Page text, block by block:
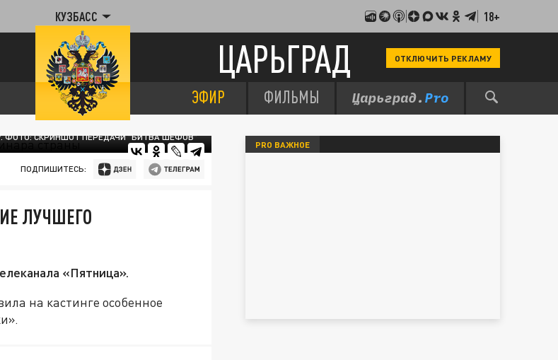
КУЗБАСС 18+
ЦАРЬГРАД ОТКЛЮЧИТЬ РЕКЛАМУ
ЭФИР ФИЛЬМЫ
ФОТО: СКРИНШОТ ПЕРЕДАЧИ "БИТВА ШЕФОВ"
ПОДПИШИТЕСЬ:
ЛУЧШЕГО
«Пятница».
на кастинге особенное
PRO ВАЖНОЕ